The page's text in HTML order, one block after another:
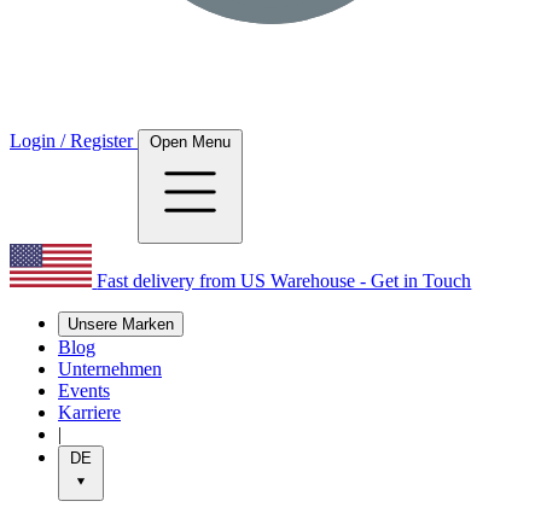
Login / Register Open Menu
Fast delivery from US Warehouse - Get in Touch
Unsere Marken
Blog
Unternehmen
Events
Karriere
|
DE